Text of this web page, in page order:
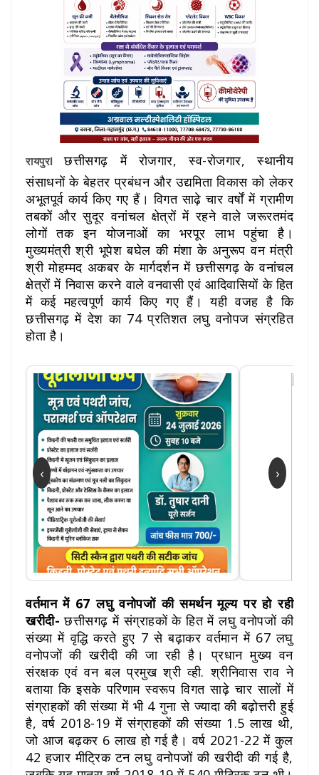
रायपुरlछत्तीसगढ़ में रोजगार, स्व-रोजगार, स्थानीय
संसाधनों के बेहतर प्रबंधन और उद्यमिता विकास को लेकर
अभूतपूर्व कार्य किए गए हैं। विगत साढ़े चार वर्षों में ग्रामीण
तबकों और सुदूर वनांचल क्षेत्रों में रहने वाले जरूरतमंद
लोगों तक इन योजनाओं का भरपूर लाभ पहुंचा है।
मुख्यमंत्री श्री भूपेश बघेल की मंशा के अनुरूप वन मंत्री
श्री मोहम्मद अकबर के मार्गदर्शन में छत्तीसगढ़ के वनांचल
क्षेत्रों में निवास करने वाले वनवासी एवं आदिवासियों के हित
में कई महत्वपूर्ण कार्य किए गए हैं। यही वजह है कि
छत्तीसगढ़ में देश का 74 प्रतिशत लघु वनोपज संग्रहित
होता है।
‹ ›
वर्तमान में 67 लघु वनोपजों की समर्थन मूल्य पर हो रही
खरीदी-छत्तीसगढ़ में संग्राहकों के हित में लघु वनोपजों की
संख्या में वृद्धि करते हुए 7 से बढ़ाकर वर्तमान में 67 लघु
वनोपजों की खरीदी की जा रही है। प्रधान मुख्य वन
संरक्षक एवं वन बल प्रमुख श्री व्ही. श्रीनिवास राव ने
बताया कि इसके परिणाम स्वरूप विगत साढ़े चार सालों में
संग्राहकों की संख्या में भी 4 गुना से ज्यादा की बढ़ोत्तरी हुई
है, वर्ष 2018-19 में संग्राहकों की संख्या 1.5 लाख थी,
जो आज बढ़कर 6 लाख हो गई है। वर्ष 2021-22 में कुल
42 हजार मीट्रिक टन लघु वनोपजों की खरीदी की गई है,